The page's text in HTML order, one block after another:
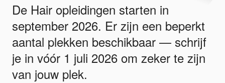
De Hair opleidingen starten in
september 2026. Er zijn een beperkt
aantal plekken beschikbaar — schrijf
je in vóór 1 juli 2026 om zeker te zijn
van jouw plek.